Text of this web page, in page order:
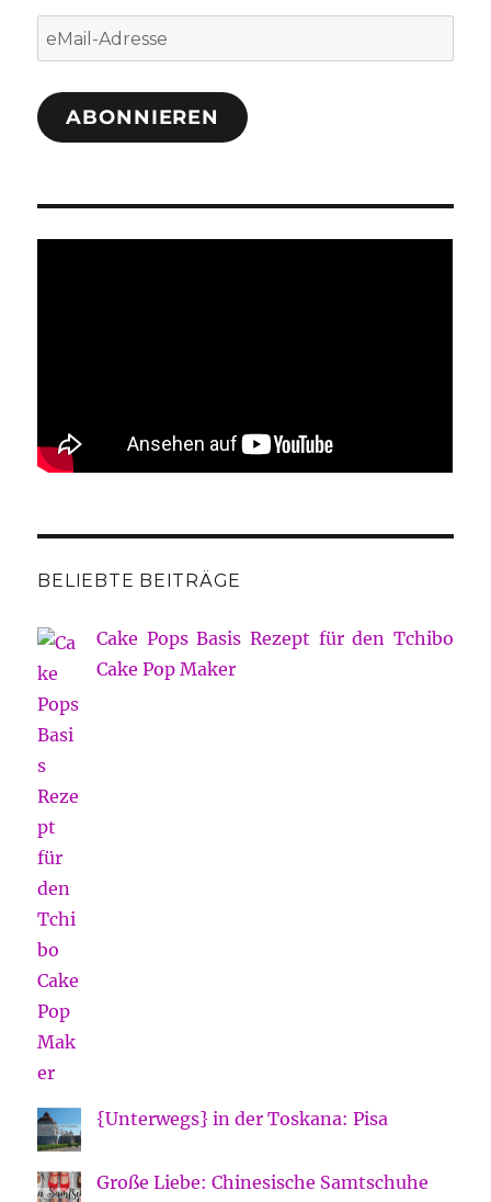
eMail-
Adresse
ABONNIEREN
BELIEBTE BEITRÄGE
Cake Pops Basis Rezept für den Tchibo
Cake Pop Maker
{Unterwegs} in der Toskana: Pisa
Große Liebe: Chinesische Samtschuhe